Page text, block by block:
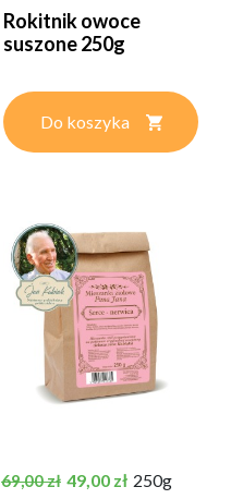
Rokitnik owoce
suszone 250g
Do koszyka
Cena podstawowa
69,00 zł Cena
49,00 zł 250g